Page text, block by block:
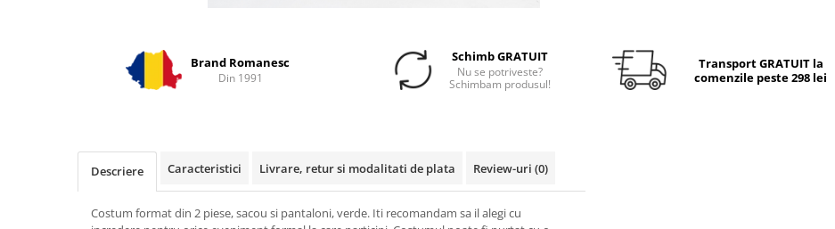
Brand Romanesc
Din 1991
Schimb GRATUIT
Nu se potriveste?
Schimbam produsul!
Transport GRATUIT la
comenzile peste 298 lei
Descriere Caracteristici Livrare, retur si modalitati de plata Review-uri (0)
Costum format din 2 piese, sacou si pantaloni, verde. Iti recomandam sa il alegi cu